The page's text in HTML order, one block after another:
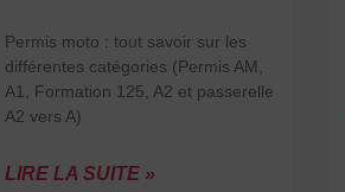
Permis moto : tout savoir sur les
différentes catégories (Permis AM,
A1, Formation 125, A2 et passerelle
A2 vers A)
LIRE LA SUITE »